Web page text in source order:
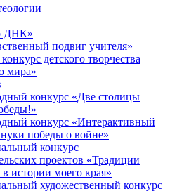
ДНК»
подвиг учителя»
детского творчества
мира»
конкурс «Две столицы
конкурс «Интерактивный
победы о войне»
конкурс
проектов «Традиции
истории моего края»
художественный конкурс